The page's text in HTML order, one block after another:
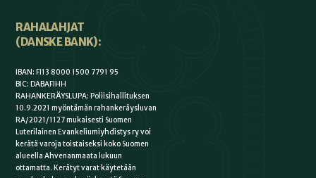
RAHALAHJAT
(DANSKE BANK):
IBAN: FI13 8000 1500 7791 95
BIC: DABAFIHH
RAHANKERÄYSLUPA: Poliisihallituksen
10.9.2021 myöntämän rahankeräysluvan
RA/2021/1127 mukaisesti Suomen
Luterilainen Evankeliumiyhdistys ry voi
kerätä varoja toistaiseksi koko Suomen
alueella Ahvenanmaata lukuun
ottamatta. Kerätyt varat käytetään